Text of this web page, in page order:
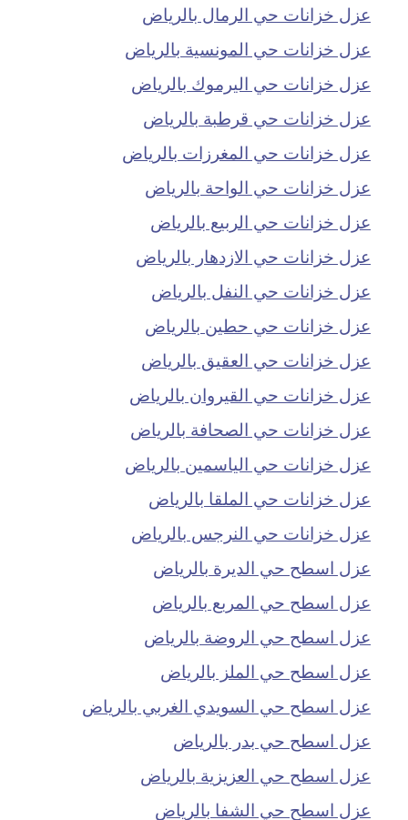
عزل خزانات حي الرمال بالرياض
عزل خزانات حي المونسية بالرياض
عزل خزانات حي اليرموك بالرياض
عزل خزانات حي قرطبة بالرياض
عزل خزانات حي المغرزات بالرياض
عزل خزانات حي الواحة بالرياض
عزل خزانات حي الربيع بالرياض
عزل خزانات حي الازدهار بالرياض
عزل خزانات حي النفل بالرياض
عزل خزانات حي حطين بالرياض
عزل خزانات حي العقيق بالرياض
عزل خزانات حي القيروان بالرياض
عزل خزانات حي الصحافة بالرياض
عزل خزانات حي الياسمين بالرياض
عزل خزانات حي الملقا بالرياض
عزل خزانات حي النرجس بالرياض
عزل اسطح حي الديرة بالرياض
عزل اسطح حي المربع بالرياض
عزل اسطح حي الروضة بالرياض
عزل اسطح حي الملز بالرياض
عزل اسطح حي السويدي الغربي بالرياض
عزل اسطح حي بدر بالرياض
عزل اسطح حي العزيزية بالرياض
عزل اسطح حي الشفا بالرياض